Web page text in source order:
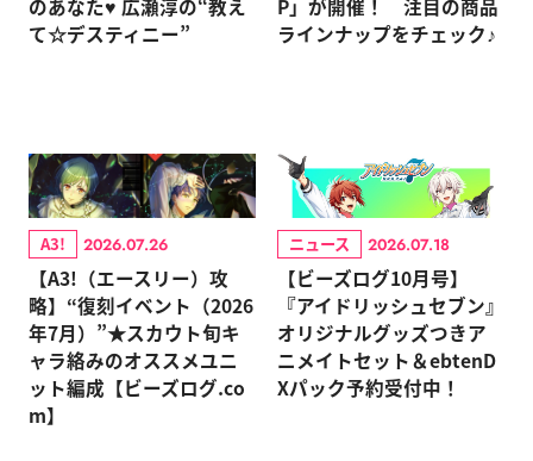
のあなた♥ 広瀬淳の“教え
て☆デスティニー”
P」が開催！ 注目の商品
ラインナップをチェック♪
A3! 2026.07.26
【A3!（エースリー）攻
略】“復刻イベント（2026
年7月）”★スカウト旬キ
ャラ絡みのオススメユニ
ット編成【ビーズログ.co
m】
ニュース 2026.07.18
【ビーズログ10月号】
『アイドリッシュセブン』
オリジナルグッズつきア
ニメイトセット＆ebtenD
Xパック予約受付中！